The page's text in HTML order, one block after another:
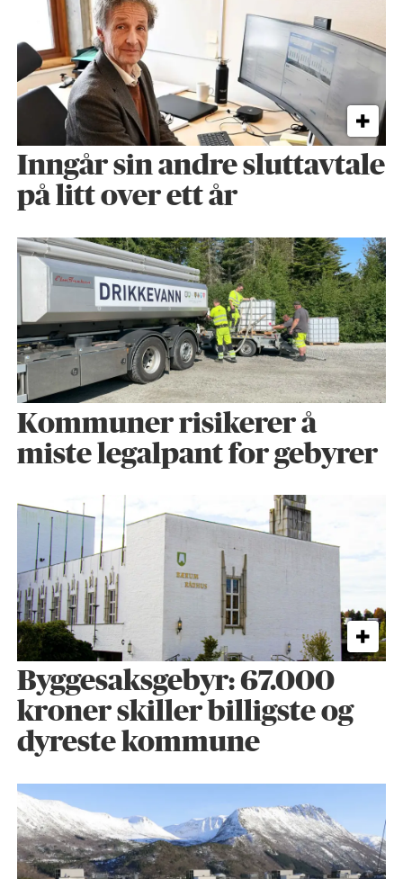
Inngår sin andre sluttavtale
på litt over ett år
Kommuner risikerer å
miste legalpant for gebyrer
Byggesaks­gebyr: 67.000
kroner skiller billigste og
dyreste kommune